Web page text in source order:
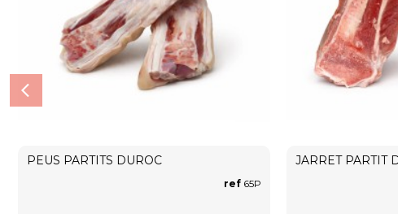
PEUS PARTITS DUROC
ref65P
JARRET PARTIT